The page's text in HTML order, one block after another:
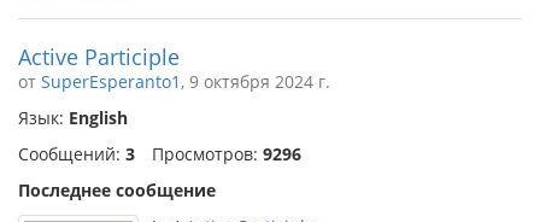
Active Participle
от SuperEsperanto1 , 9 октября 2024 г.
Язык: English
Сообщений: 3 Просмотров: 9296
Последнее сообщение